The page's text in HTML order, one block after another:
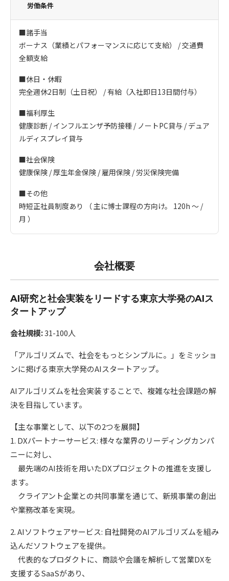
労働条件
■諸手当
ボーナス（業績とパフォーマンスに応じて支給） / 交通費
全額支給
■休日・休暇
完全週休2日制（土日祝） / 有給（入社即日13日間付与）
■福利厚生
健康診断 / インフルエンザ予防接種 / ノートPC貸与 / デュア
ルディスプレイ貸与
■社会保険
健康保険 / 厚生年金保険 / 雇用保険 / 労災保険完備
■その他
時短正社員制度あり （ 主に博士課程の⽅向け。 120h ～ /
月 ）
会社概要
AI研究と社会実装をリードする東京大学発のAIス
タートアップ
会社規模:31-100人
「アルゴリズムで、社会をもっとシンプルに。」をミッショ
ンに掲げる東京大学発のAIスタートアップ。
AIアルゴリズムを社会実装することで、複雑な社会課題の解
決を目指しています。
【主な事業として、以下の2つを展開】
1. DXパートナーサービス: 様々な業界のリーディングカンパ
ニーに対し、
最先端のAI技術を用いたDXプロジェクトの推進を支援し
ます。
クライアント企業との共同事業を通じて、新規事業の創出
や業務改革を実現。
2. AIソフトウェアサービス: 自社開発のAIアルゴリズムを組み
込んだソフトウェアを提供。
代表的なプロダクトに、商談や会議を解析して営業DXを
支援するSaaSがあり、